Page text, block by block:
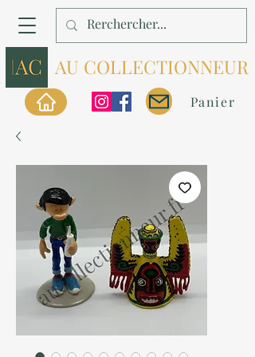
AU COLLECTIONNEUR
Panier